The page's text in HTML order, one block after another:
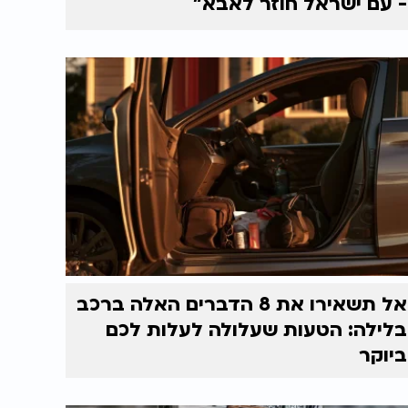
אל תשאירו את 8 הדברים האלה ברכב
בלילה: הטעות שעלולה לעלות לכם
ביוקר